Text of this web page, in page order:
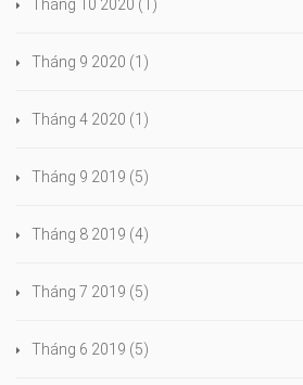
Tháng 10 2020 (1)
Tháng 9 2020 (1)
Tháng 4 2020 (1)
Tháng 9 2019 (5)
Tháng 8 2019 (4)
Tháng 7 2019 (5)
Tháng 6 2019 (5)